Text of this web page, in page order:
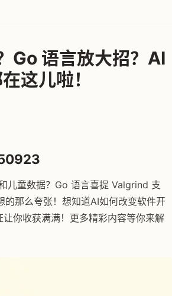
Go 语言放大招？AI
这儿啦！
儿童数据？Go 语言喜提 Valgrind 支
那么夸张！想知道AI如何改变软件开
你收获满满！更多精彩内容等你来解